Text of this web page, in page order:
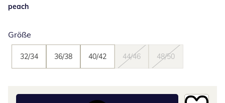
peach
Größe
32/34 36/38 40/42 44/46 48/50